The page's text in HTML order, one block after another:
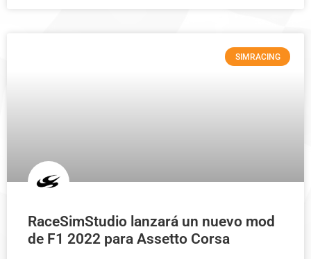
SIMRACING
RaceSimStudio lanzará un nuevo mod
de F1 2022 para Assetto Corsa